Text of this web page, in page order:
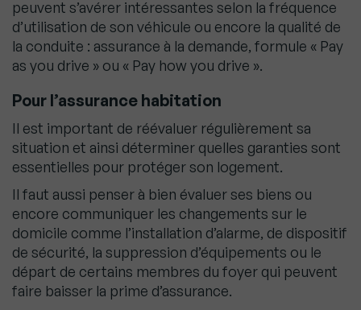
peuvent s’avérer intéressantes selon la fréquence
d’utilisation de son véhicule ou encore la qualité de
la conduite : assurance à la demande, formule « Pay
as you drive » ou « Pay how you drive ».
Pour l’assurance habitation
Il est important de réévaluer régulièrement sa
situation et ainsi déterminer quelles garanties sont
essentielles pour protéger son logement.
Il faut aussi penser à bien évaluer ses biens ou
encore communiquer les changements sur le
domicile comme l’installation d’alarme, de dispositif
de sécurité, la suppression d’équipements ou le
départ de certains membres du foyer qui peuvent
faire baisser la prime d’assurance.